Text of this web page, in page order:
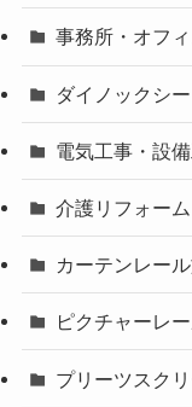
事務所・オフ
ダイノックシ
電気工事・設
介護リフォー
カーテンレー
ピクチャーレ
プリーツスク